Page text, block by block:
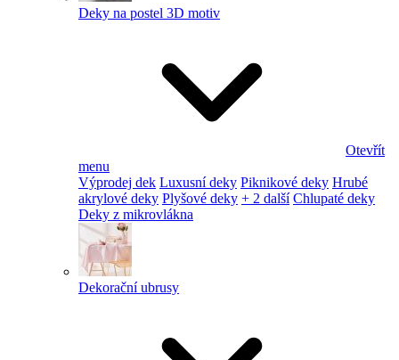
Deky na postel 3D motiv
Otevřít
menu
Výprodej dek Luxusní deky Piknikové deky Hrubé
akrylové deky Plyšové deky + 2 další Chlupaté deky
Deky z mikrovlákna
Dekorační ubrusy